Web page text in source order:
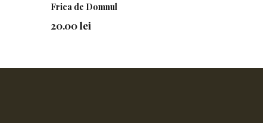
Frica de Domnul
20.00 lei